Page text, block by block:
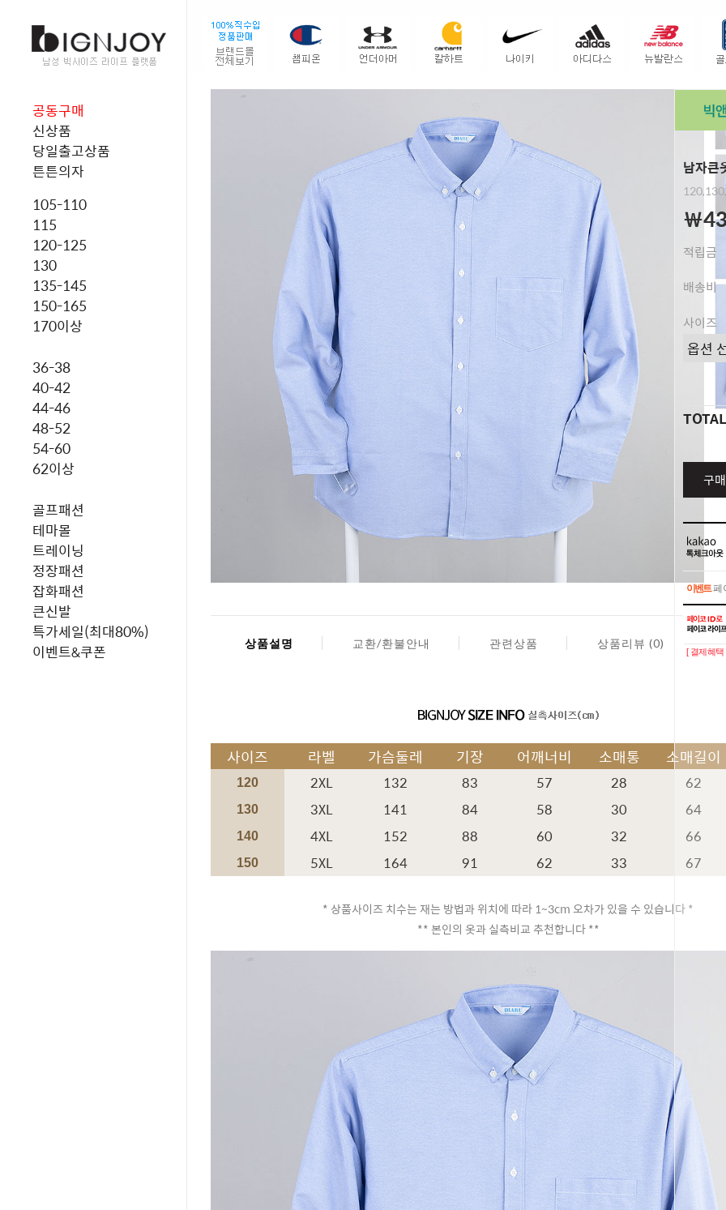
공동구매
신상품
당일출고상품
튼튼의자
105-110
115
120-125
130
135-145
150-165
170이상
36-38
40-42
44-46
48-52
54-60
62이상
골프패션
테마몰
트레이닝
정장패션
잡화패션
큰신발
특가세일(최대80%)
이벤트&쿠폰
남자큰
￦
적립금
배송비
사이즈
TOTAL
구
이벤트페
이벤트페
[ 결제혜
상품설명 교환/환불안내 관련상품 상품리뷰 (0)
사이즈 라벨 가슴둘레 기장 어깨너비 소매통 소매길이
120 2XL 132 83 57 28 62
130 3XL 141 84 58 30 64
140 4XL 152 88 60 32 66
150 5XL 164 91 62 33 67
* 상품사이즈 치수는 재는 방법과 위치에 따라 1~3cm 오차가 있을 수 있습니다 *
** 본인의 옷과 실측비교 추천합니다 **